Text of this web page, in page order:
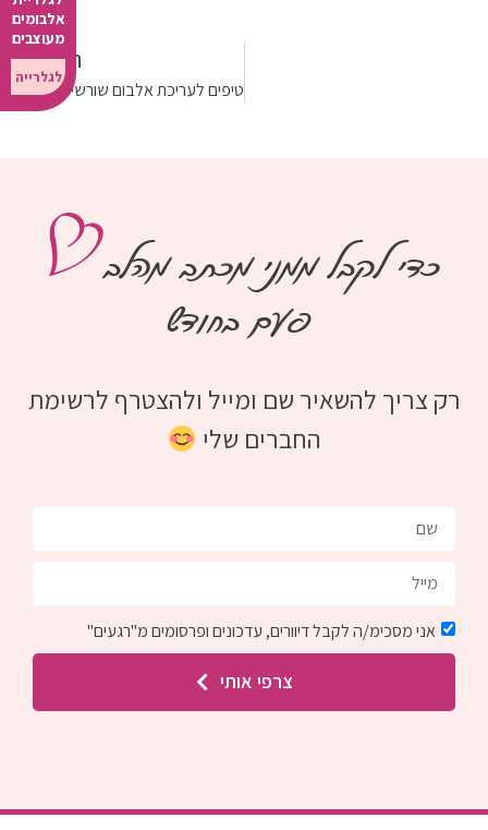
הבא
טיפים לעריכת אלבום שורשים משפחתי
כדי לקבל ממני מכתב מהלב
פעם בחודש
רק צריך להשאיר שם ומייל ולהצטרף לרשימת
החברים שלי
אני מסכימ/ה לקבל דיוורים, עדכונים ופרסומים מ"רגעים"
צרפי אותי
אלבומים
מעוצבים
לגלרייה יש לי פחות מ-2000 תמונות